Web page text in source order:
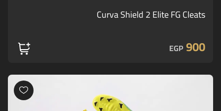
Curva Shield 2 Elite FG Cleats
900
EGP